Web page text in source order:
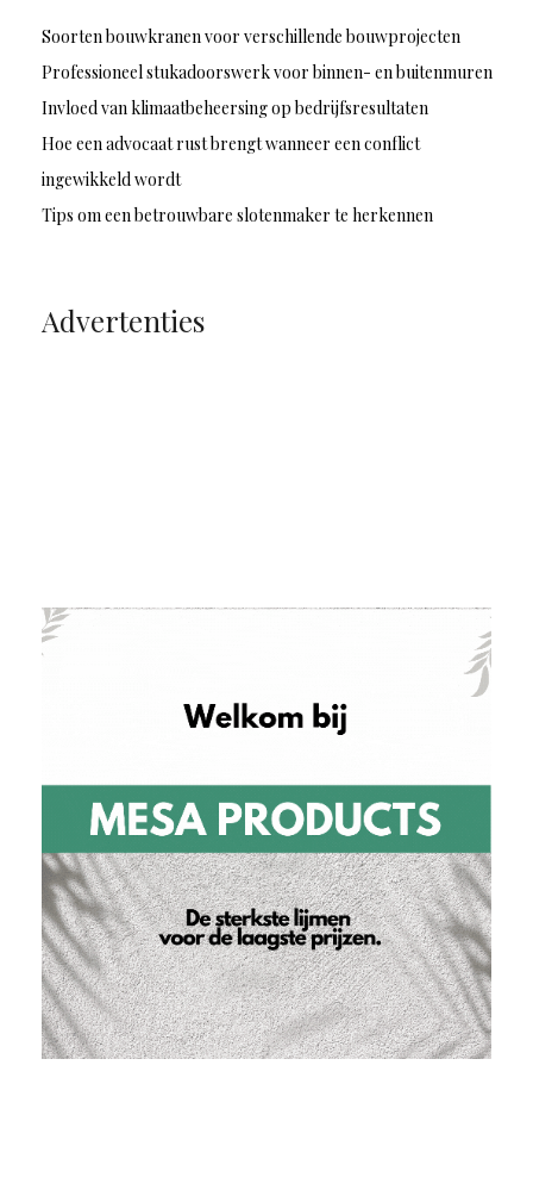
Soorten bouwkranen voor verschillende bouwprojecten
Professioneel stukadoorswerk voor binnen- en buitenmuren
Invloed van klimaatbeheersing op bedrijfsresultaten
Hoe een advocaat rust brengt wanneer een conflict
ingewikkeld wordt
Tips om een betrouwbare slotenmaker te herkennen
Advertenties